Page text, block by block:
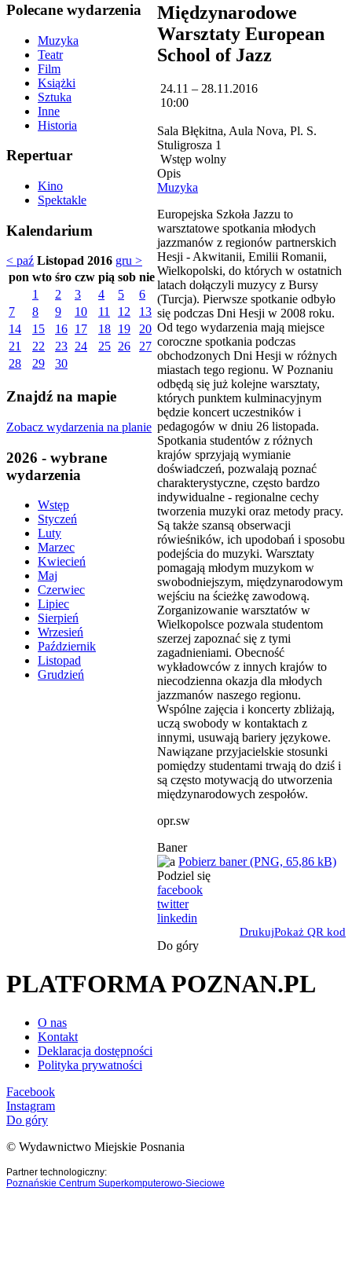
Polecane wydarzenia
Muzyka
Teatr
Film
Książki
Sztuka
Inne
Historia
Repertuar
Kino
Spektakle
Kalendarium
< paź Listopad 2016 gru >
pon wto śro czw pią sob nie
1
2 3 4 5
6
7
8 9 10 11 12
13
14
15 16 17 18 19
20
21
22 23 24 25 26
27
28
29 30
Znajdź na mapie
Zobacz wydarzenia na planie
2026 - wybrane
wydarzenia
Wstęp
Styczeń
Luty
Marzec
Kwiecień
Maj
Czerwiec
Lipiec
Sierpień
Wrzesień
Październik
Listopad
Grudzień
Międzynarodowe
Warsztaty European
School of Jazz
24.11 – 28.11.2016
10:00
Sala Błękitna, Aula Nova, Pl. S.
Stuligrosza 1
Wstęp wolny
Opis
Muzyka
Europejska Szkoła Jazzu to
warsztatowe spotkania młodych
jazzmanów z regionów partnerskich
Hesji - Akwitanii, Emilii Romanii,
Wielkopolski, do których w ostatnich
latach dołączyli muzycy z Bursy
(Turcja). Pierwsze spotkanie odbyło
się podczas Dni Hesji w 2008 roku.
Od tego wydarzenia mają miejsce
coroczne spotkania podczas
obchodzonych Dni Hesji w różnych
miastach tego regionu. W Poznaniu
odbędą się już kolejne warsztaty,
których punktem kulminacyjnym
będzie koncert uczestników i
pedagogów w dniu 26 listopada.
Spotkania studentów z różnych
krajów sprzyjają wymianie
doświadczeń, pozwalają poznać
charakterystyczne, często bardzo
indywidualne - regionalne cechy
tworzenia muzyki oraz metody pracy.
Są także szansą obserwacji
rówieśników, ich upodobań i sposobu
podejścia do muzyki. Warsztaty
pomagają młodym muzykom w
swobodniejszym, międzynarodowym
wejściu na ścieżkę zawodową.
Zorganizowanie warsztatów w
Wielkopolsce pozwala studentom
szerzej zapoznać się z tymi
zagadnieniami. Obecność
wykładowców z innych krajów to
niecodzienna okazja dla młodych
jazzmanów naszego regionu.
Wspólne zajęcia i koncerty zbliżają,
uczą swobody w kontaktach z
innymi, usuwają bariery językowe.
Nawiązane przyjacielskie stosunki
pomiędzy studentami trwają do dziś i
są często motywacją do utworzenia
międzynarodowych zespołów.
opr.sw
Baner
Pobierz baner (PNG, 65,86 kB)
Podziel się
facebook
twitter
linkedin
DrukujPokaż QR kod
Do góry
PLATFORMA POZNAN.PL
O nas
Kontakt
Deklaracja dostępności
Polityka prywatności
Facebook
Instagram
Do góry
© Wydawnictwo Miejskie Posnania
Partner technologiczny:
Poznańskie Centrum Superkomputerowo-Sieciowe